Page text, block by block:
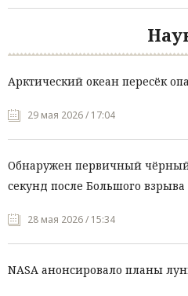
Арктический океан пересёк
29 мая 2026 / 17:04
Обнаружен первичный
секунд после Большого взрыва
28 мая 2026 / 15:34
NASA анонсировало планы